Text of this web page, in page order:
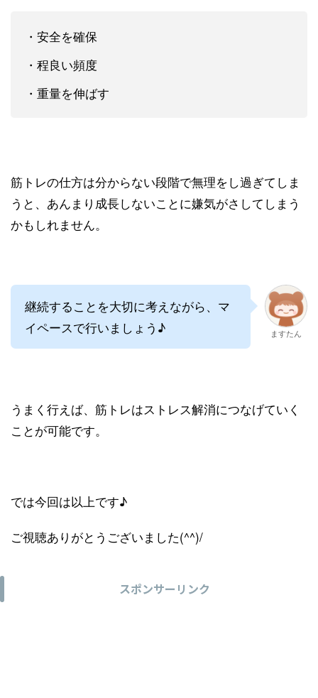
・安全を確保
・程良い頻度
・重量を伸ばす
筋トレの仕方は分からない段階で無理をし過ぎてしま
うと、あんまり成長しないことに嫌気がさしてしまう
かもしれません。
継続することを大切に考えながら、マ
イペースで行いましょう♪
ますたん
うまく行えば、筋トレはストレス解消につなげていく
ことが可能です。
では今回は以上です♪
ご視聴ありがとうございました(^^)/
スポンサーリンク